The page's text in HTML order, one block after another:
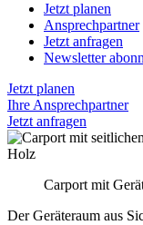
Jetzt planen
Ansprechpartner
Jetzt anfragen
Newsletter
Jetzt planen
Ihre Ansprechpartner
Jetzt anfragen
Carport mit
Der Geräteraum aus